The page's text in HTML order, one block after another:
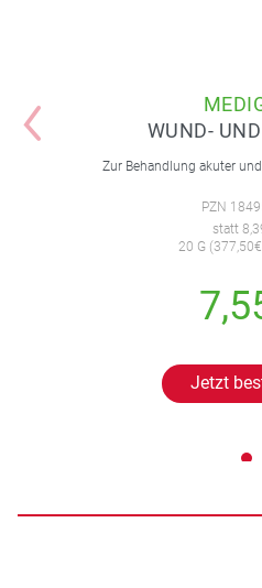
WUND-
Zur Behandlung akuter
PZN
statt
20 G
Jetzt